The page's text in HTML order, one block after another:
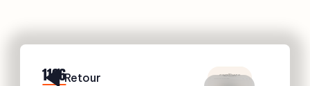
1126Retour